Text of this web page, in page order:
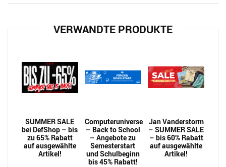
VERWANDTE PRODUKTE
SUMMER SALE
bei DefShop – bis
zu 65% Rabatt
auf ausgewählte
Artikel!
Computeruniverse
– Back to School
– Angebote zu
Semesterstart
und Schulbeginn
bis 45% Rabatt!
Jan Vanderstorm
– SUMMER SALE
– bis 60% Rabatt
auf ausgewählte
Artikel!